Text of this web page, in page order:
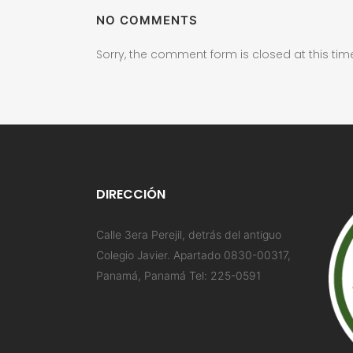
NO COMMENTS
Sorry, the comment form is closed at this
DIRECCIÓN
Calle 3era Perejil, detrás del antiguo
Colegio Javier. Apartado 0830-00317,
Panamá, Panamá Tel: 225-0591